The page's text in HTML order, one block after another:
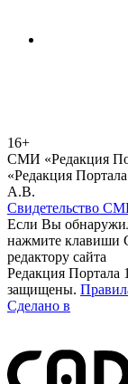
16+
СМИ «Редакция
«Редакция
А.В.
Свидетельство
Если Вы
нажмите клавиши
редактору сайта
Редакция Портала
защищены.
Сделано в